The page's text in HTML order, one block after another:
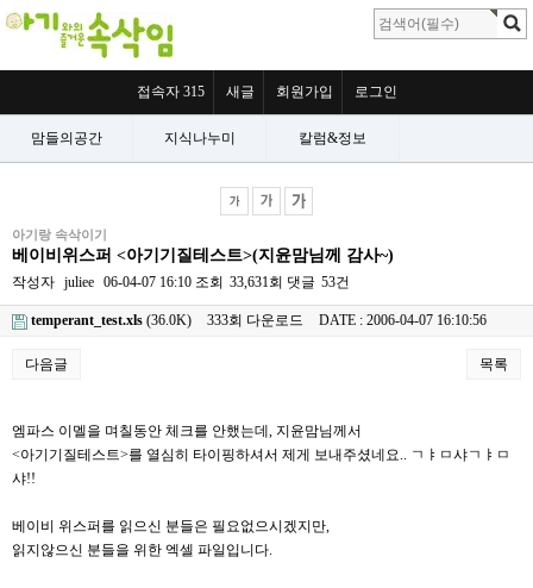
접속자 315 새글 회원가입 로그인
맘들의공간 지식나누미 칼럼&정보
아기랑 속삭이기
베이비위스퍼 <아기기질테스트>(지윤맘님께 감사~)
작성자 juliee 06-04-07 16:10 조회 33,631회 댓글 53건
temperant_test.xls (36.0K) 333회 다운로드 DATE : 2006-04-07 16:10:56
다음글 목록
엠파스 이멜을 며칠동안 체크를 안했는데, 지윤맘님께서
<아기기질테스트>를 열심히 타이핑하셔서 제게 보내주셨네요.. ㄱㅑㅁ샤ㄱㅑㅁ
샤!!
베이비 위스퍼를 읽으신 분들은 필요없으시겠지만,
읽지않으신 분들을 위한 엑셀 파일입니다.